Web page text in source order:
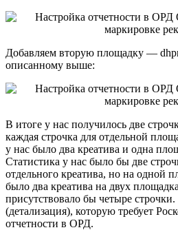
Добавляем вторую площадку —
описанному выше:
В итоге у нас получилось две
каждая строчка для отдельной
у нас было два креатива и одна
Статистика у нас было бы две
отдельного креатива, но на одной
было два креатива на двух
присутствовало бы четыре
(детализация), которую требует
отчетности в ОРД.